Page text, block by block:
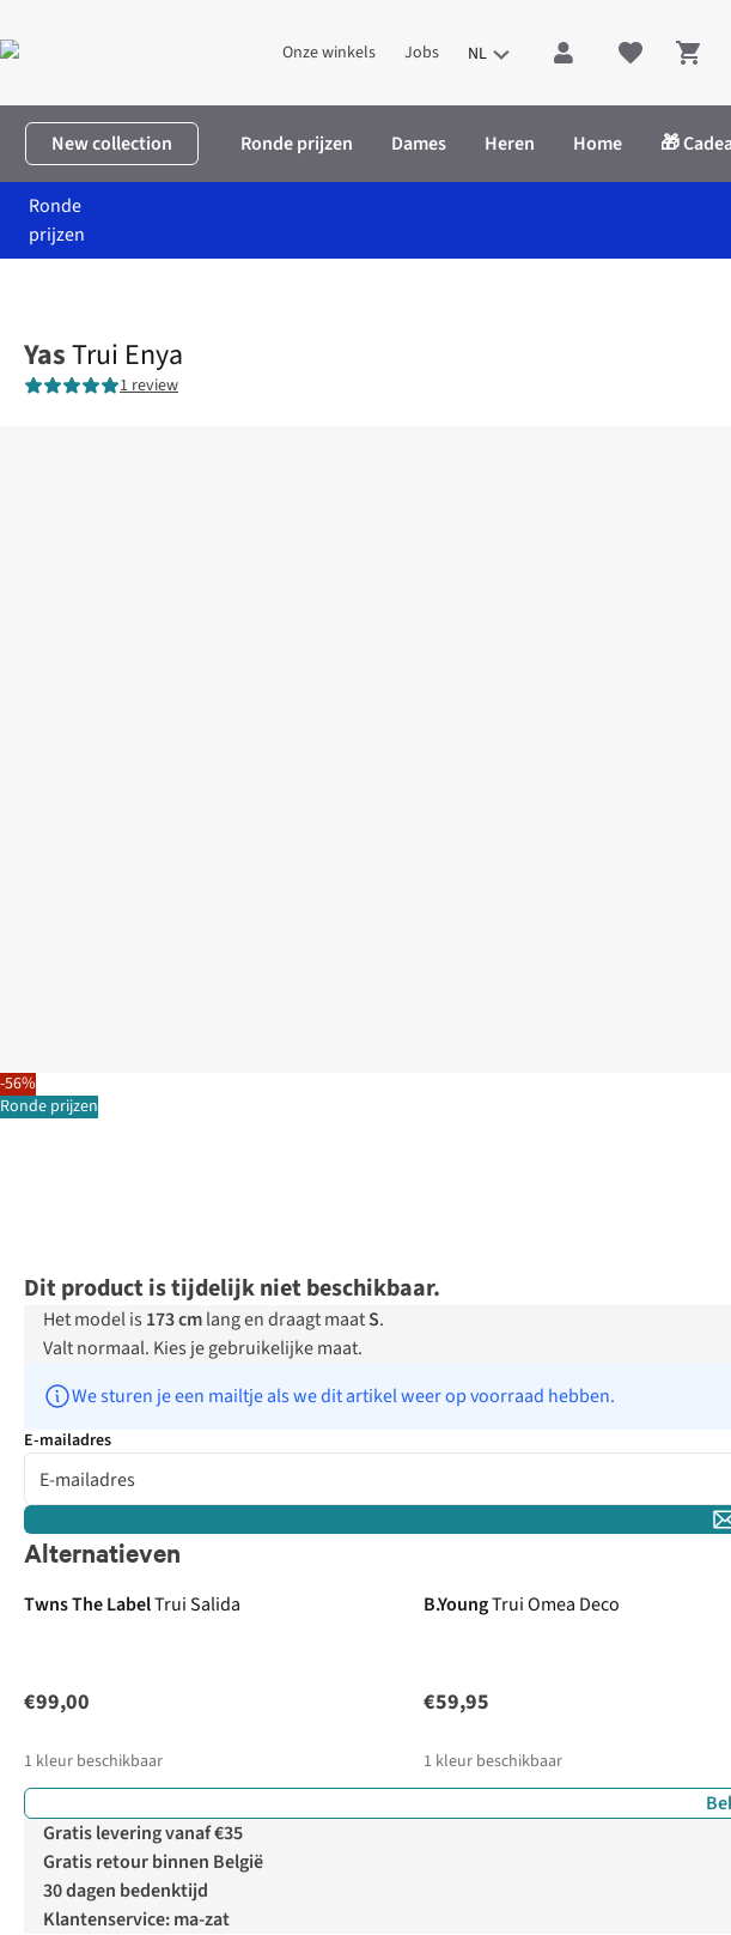
Onze winkels Jobs NL
New collection Ronde prijzen Dames Heren Home 🎁
Ronde
prijzen
-56%
Ronde prijzen
YasTrui Enya
1 review
Dit product is tijdelijk niet beschikbaar.
Het model is 173 cmlang en draagt maatS.
Valt normaal. Kies je gebruikelijke maat.
We sturen je een mailtje als we dit artikel weer op voorraad hebben.
E-mailadres
Alternatieven
Just arrived
Twns The LabelTrui Salida
€99,00
1 kleur beschikbaar
B.YoungTrui Omea Deco
€59,95
1 kleur beschikbaar
Gratis levering vanaf €35
Gratis retour binnen België
30 dagen bedenktijd
Klantenservice: ma-zat